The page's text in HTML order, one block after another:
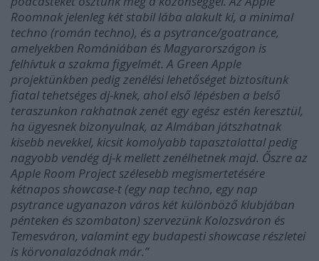
Roomnak jelenleg két stabil lába alakult ki, a minimal
techno (román techno), és a psytrance/goatrance,
amelyekben Romániában és Magyarországon is
felhívtuk a szakma figyelmét. A Green Apple
projektünkben pedig zenélési lehetőséget biztosítunk
fiatal tehetséges dj-knek, ahol első lépésben a belső
teraszunkon rakhatnak zenét egy egész estén keresztül,
ha ügyesnek bizonyulnak, az Almában játszhatnak
kisebb nevekkel, kicsit komolyabb tapasztalattal pedig
nagyobb vendég dj-k mellett zenélhetnek majd. Őszre az
Apple Room Project szélesebb megismertetésére
kétnapos showcase-t (egy nap techno, egy nap
psytrance ugyanazon város két különböző klubjában
pénteken és szombaton) szervezünk Kolozsváron és
Temesváron, valamint egy budapesti showcase részletei
is körvonalazódnak már.”